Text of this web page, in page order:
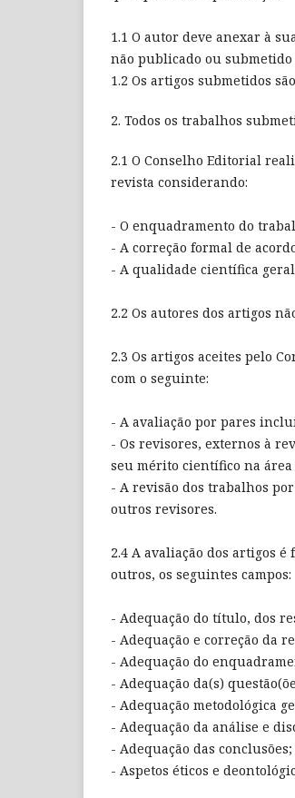
1.1 O autor deve anexar à
não publicado ou
1.2 Os artigos submetidos
2. Todos os trabalhos
2.1 O Conselho Editorial
revista considerando:
- O enquadramento do
- A correção formal de
- A qualidade científica
2.2 Os autores dos artigos
2.3 Os artigos aceites pelo
com o seguinte:
- A avaliação por pares
- Os revisores, externos à
seu mérito científico na
- A revisão dos trabalhos
outros revisores.
2.4 A avaliação dos artigos
outros, os seguintes campos:
- Adequação do título, dos
- Adequação e correção da
- Adequação do
- Adequação da(s)
- Adequação metodológica
- Adequação da análise e
- Adequação das conclusões;
- Aspetos éticos e